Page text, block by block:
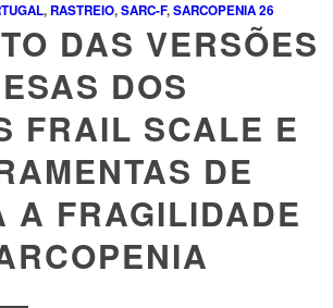
, RASTREIO,SARC-F,SARCOPENIA26
DAS VERSÕES
DOS
FRAIL SCALE E
DE
A FRAGILIDADE